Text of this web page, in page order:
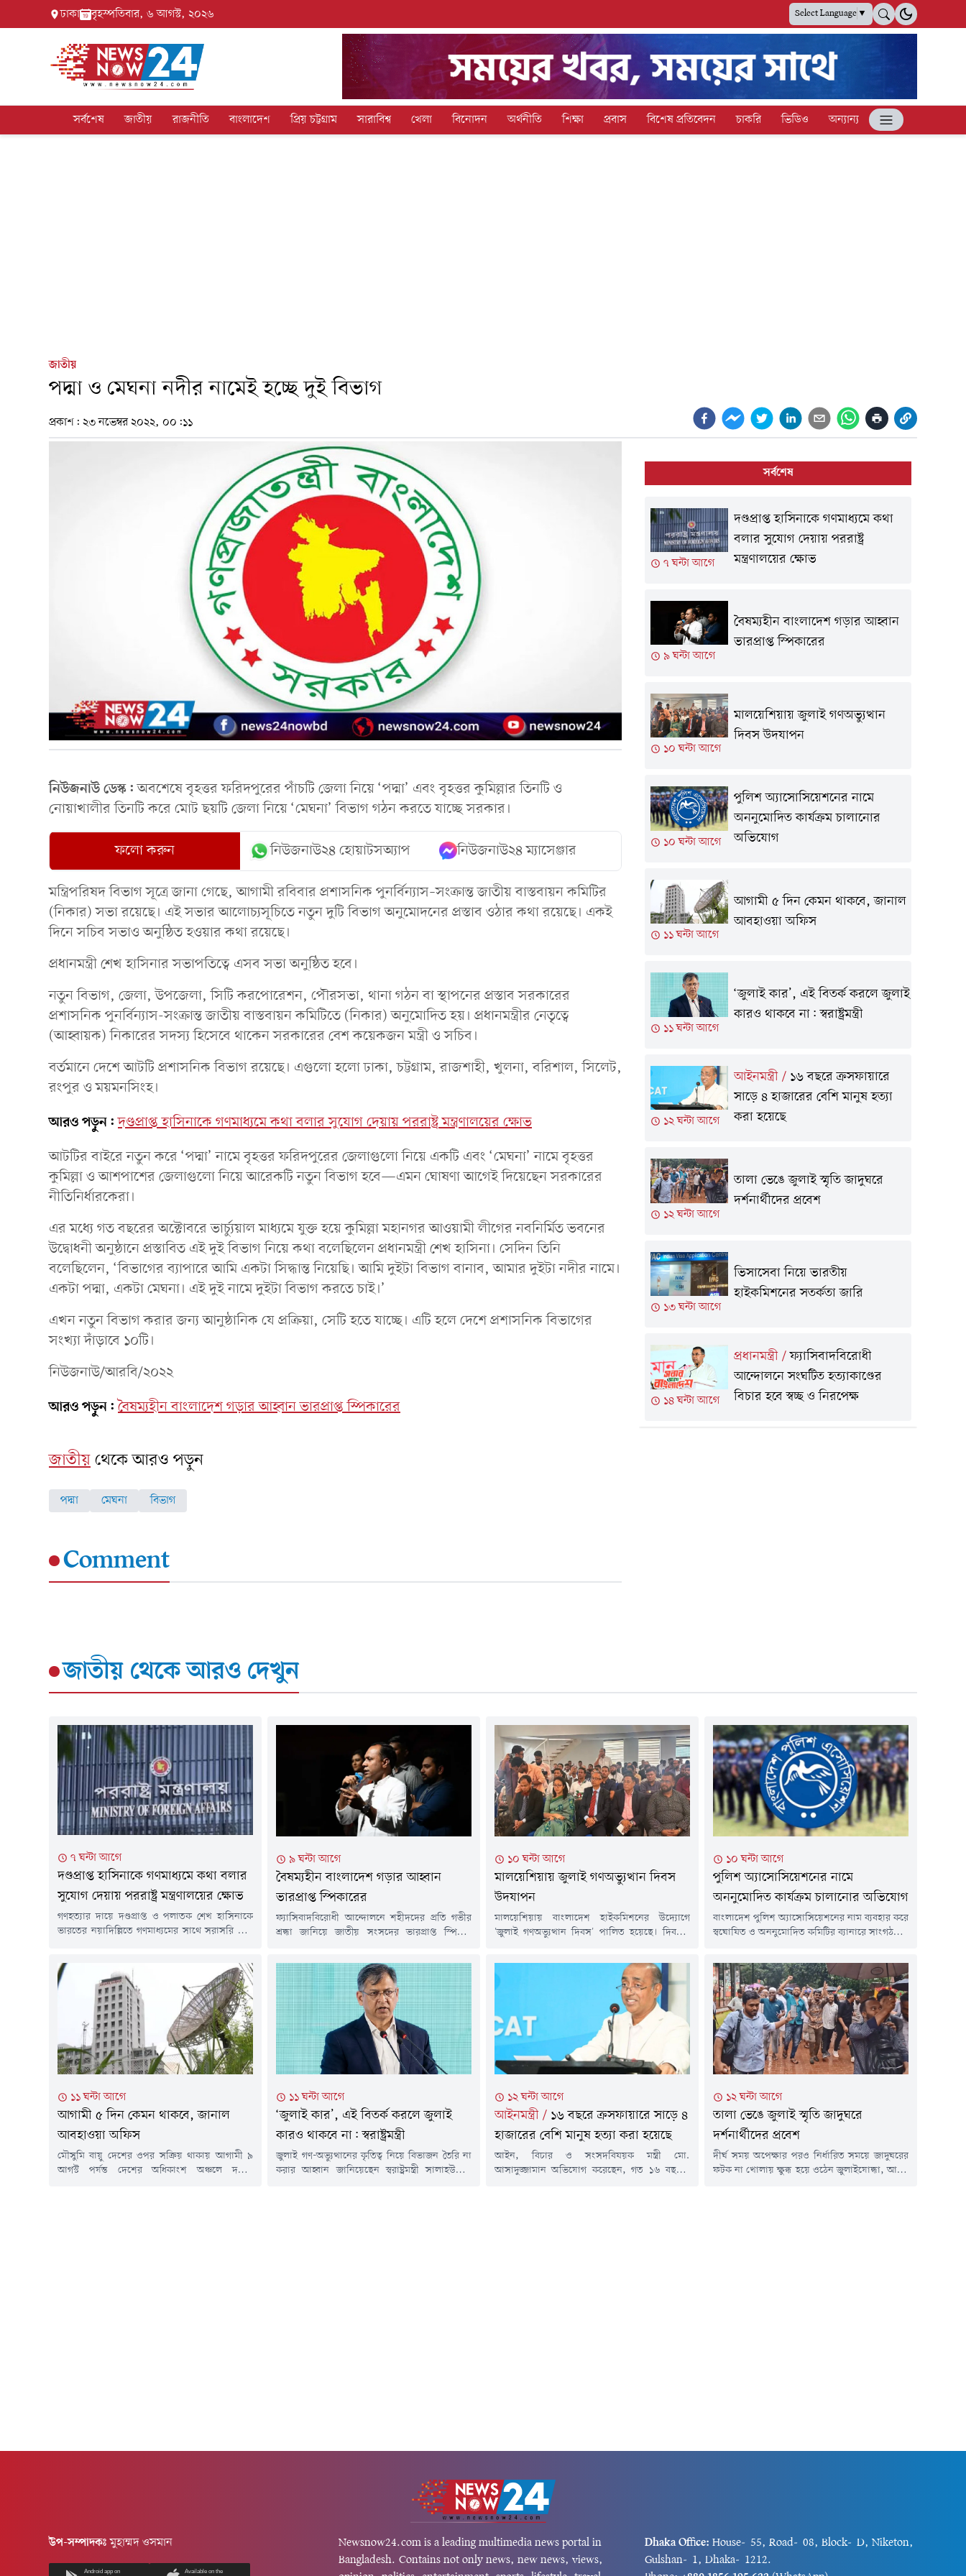
ঢাকা বৃহস্পতিবার, ৬ আগস্ট, ২০২৬ Select Language▼
সর্বশেষ জাতীয় রাজনীতি বাংলাদেশ প্রিয় চট্টগ্রাম সারাবিশ্ব খেলা বিনোদন অর্থনীতি শিক্ষা প্রবাস বিশেষ প্রতিবেদন চাকরি ভিডিও অন্যান্য
জাতীয়
পদ্মা ও মেঘনা নদীর নামেই হচ্ছে দুই বিভাগ
প্রকাশ: ২৩ নভেম্বর ২০২২, ০০:১১
নিউজনাউ ডেস্ক:অবশেষে বৃহত্তর ফরিদপুরের পাঁচটি জেলা নিয়ে ‘পদ্মা’ এবং বৃহত্তর কুমিল্লার তিনটি ও
নোয়াখালীর তিনটি করে মোট ছয়টি জেলা নিয়ে ‘মেঘনা’ বিভাগ গঠন করতে যাচ্ছে সরকার।
ফলো করুন নিউজনাউ২৪ হোয়াটসঅ্যাপ নিউজনাউ২৪ ম্যাসেঞ্জার
মন্ত্রিপরিষদ বিভাগ সূত্রে জানা গেছে, আগামী রবিবার প্রশাসনিক পুনর্বিন্যাস–সংক্রান্ত জাতীয় বাস্তবায়ন কমিটির
(নিকার) সভা রয়েছে। এই সভার আলোচ্যসূচিতে নতুন দুটি বিভাগ অনুমোদনের প্রস্তাব ওঠার কথা রয়েছে। একই
দিনে সচিব সভাও অনুষ্ঠিত হওয়ার কথা রয়েছে।
প্রধানমন্ত্রী শেখ হাসিনার সভাপতিত্বে এসব সভা অনুষ্ঠিত হবে।
নতুন বিভাগ, জেলা, উপজেলা, সিটি করপোরেশন, পৌরসভা, থানা গঠন বা স্থাপনের প্রস্তাব সরকারের
প্রশাসনিক পুনর্বিন্যাস-সংক্রান্ত জাতীয় বাস্তবায়ন কমিটিতে (নিকার) অনুমোদিত হয়। প্রধানমন্ত্রীর নেতৃত্বে
(আহ্বায়ক) নিকারের সদস্য হিসেবে থাকেন সরকারের বেশ কয়েকজন মন্ত্রী ও সচিব।
বর্তমানে দেশে আটটি প্রশাসনিক বিভাগ রয়েছে। এগুলো হলো ঢাকা, চট্টগ্রাম, রাজশাহী, খুলনা, বরিশাল, সিলেট,
রংপুর ও ময়মনসিংহ।
আরও পড়ুন: দণ্ডপ্রাপ্ত হাসিনাকে গণমাধ্যমে কথা বলার সুযোগ দেয়ায় পররাষ্ট্র মন্ত্রণালয়ের ক্ষোভ
আটটির বাইরে নতুন করে ‘পদ্মা’ নামে বৃহত্তর ফরিদপুরের জেলাগুলো নিয়ে একটি এবং ‘মেঘনা’ নামে বৃহত্তর
কুমিল্লা ও আশপাশের জেলাগুলো নিয়ে আরেকটি নতুন বিভাগ হবে—এমন ঘোষণা আগেই দিয়েছেন সরকারের
নীতিনির্ধারকেরা।
এর মধ্যে গত বছরের অক্টোবরে ভার্চ্যুয়াল মাধ্যমে যুক্ত হয়ে কুমিল্লা মহানগর আওয়ামী লীগের নবনির্মিত ভবনের
উদ্বোধনী অনুষ্ঠানে প্রস্তাবিত এই দুই বিভাগ নিয়ে কথা বলেছিলেন প্রধানমন্ত্রী শেখ হাসিনা। সেদিন তিনি
বলেছিলেন, ‘বিভাগের ব্যাপারে আমি একটা সিদ্ধান্ত নিয়েছি। আমি দুইটা বিভাগ বানাব, আমার দুইটা নদীর নামে।
একটা পদ্মা, একটা মেঘনা। এই দুই নামে দুইটা বিভাগ করতে চাই।’
এখন নতুন বিভাগ করার জন্য আনুষ্ঠানিক যে প্রক্রিয়া, সেটি হতে যাচ্ছে। এটি হলে দেশে প্রশাসনিক বিভাগের
সংখ্যা দাঁড়াবে ১০টি।
নিউজনাউ/আরবি/২০২২
আরও পড়ুন: বৈষম্যহীন বাংলাদেশ গড়ার আহ্বান ভারপ্রাপ্ত স্পিকারের
জাতীয়থেকে আরও পড়ুন
পদ্মা মেঘনা বিভাগ
Comment
সর্বশেষ
৭ ঘন্টা আগে
দণ্ডপ্রাপ্ত হাসিনাকে গণমাধ্যমে কথা
বলার সুযোগ দেয়ায় পররাষ্ট্র
মন্ত্রণালয়ের ক্ষোভ
৯ ঘন্টা আগে
বৈষম্যহীন বাংলাদেশ গড়ার আহ্বান
ভারপ্রাপ্ত স্পিকারের
১০ ঘন্টা আগে
মালয়েশিয়ায় জুলাই গণঅভ্যুত্থান
দিবস উদযাপন
১০ ঘন্টা আগে
পুলিশ অ্যাসোসিয়েশনের নামে
অননুমোদিত কার্যক্রম চালানোর
অভিযোগ
১১ ঘন্টা আগে
আগামী ৫ দিন কেমন থাকবে, জানাল
আবহাওয়া অফিস
১১ ঘন্টা আগে
‘জুলাই কার’, এই বিতর্ক করলে জুলাই
কারও থাকবে না: স্বরাষ্ট্রমন্ত্রী
১২ ঘন্টা আগে
আইনমন্ত্রী/ ১৬ বছরে ক্রসফায়ারে
সাড়ে ৪ হাজারের বেশি মানুষ হত্যা
করা হয়েছে
১২ ঘন্টা আগে
তালা ভেঙে জুলাই স্মৃতি জাদুঘরে
দর্শনার্থীদের প্রবেশ
১৩ ঘন্টা আগে
ভিসাসেবা নিয়ে ভারতীয়
হাইকমিশনের সতর্কতা জারি
১৪ ঘন্টা আগে
প্রধানমন্ত্রী/ফ্যাসিবাদবিরোধী
আন্দোলনে সংঘটিত হত্যাকাণ্ডের
বিচার হবে স্বচ্ছ ও নিরপেক্ষ
জাতীয় থেকে আরও দেখুন
৭ ঘন্টা আগে
দণ্ডপ্রাপ্ত হাসিনাকে গণমাধ্যমে কথা বলার
সুযোগ দেয়ায় পররাষ্ট্র মন্ত্রণালয়ের ক্ষোভ
গণহত্যার দায়ে দণ্ডপ্রাপ্ত ও পলাতক শেখ হাসিনাকে
ভারতের নয়াদিল্লিতে গণমাধ্যমের সাথে সরাসরি কথা
বিবৃতিতে এ প্রতিক্রিয়া জানায়।বিবৃতিতে বলা হয়,
বাংলাদেশ ভারতের সাথে সার্বভৌম সমতা,
পারস্পরিক শ্রদ্ধা, একে অপরের অভ্যন্তরীণ বিষয়ে
হস্তক্ষেপ না করা এবং জাতীয় মর্যাদার...
৯ ঘন্টা আগে
বৈষম্যহীন বাংলাদেশ গড়ার আহ্বান
ভারপ্রাপ্ত স্পিকারের
ফ্যাসিবাদবিরোধী আন্দোলনে শহীদদের প্রতি গভীর
শ্রদ্ধা জানিয়ে জাতীয় সংসদের ভারপ্রাপ্ত স্পিকার
আধিপত্যবাদের বিরুদ্ধে দাঁড়িয়ে একটি বৈষম্যহীন
বাংলাদেশ গড়তে সবাইকে দৃঢ়প্রতিজ্ঞ থাকতে হবে।
বুধবার (৫ আগস্ট) রাজধানীর মানিক মিয়া
অ্যাভিনিউয়ে জুলাই গণঅভ্যুত্থানের বিজয় দিবস
উপলক্ষে আয়োজিত 'বর্ষা বিপ্লবের গান' শীর্ষক
সাংস্কৃতিক অনুষ্ঠানে প্রধান অতিথির বক্তব্যে তিনি...
১০ ঘন্টা আগে
মালয়েশিয়ায় জুলাই গণঅভ্যুত্থান দিবস
উদযাপন
মালয়েশিয়ায় বাংলাদেশ হাইকমিশনের উদ্যোগে
'জুলাই গণঅভ্যুত্থান দিবস' পালিত হয়েছে। দিবসটি
বসবাসরত প্রবাসী বাংলাদেশি, বিভিন্ন সামাজিক ও
সাংস্কৃতিক সংগঠনের প্রতিনিধি, সাংবাদিক, কমিউনিটি
নেতারা এবং বাংলাদেশ হাই কমিশনের কর্মকর্তা-
কর্মচারীরা অংশগ্রহণ করেন।বুধবার (৫ আগস্ট)
যথাযোগ্য মর্যাদা, গভীর শ্রদ্ধা ও ভাবগাম্ভীর্যের সঙ্গে
দিবসটি উদযাপন করা হয়।পবিত্র কুরআন থেকে
তিলাওয়াতের মাধ্যমে...
১০ ঘন্টা আগে
পুলিশ অ্যাসোসিয়েশনের নামে
অননুমোদিত কার্যক্রম চালানোর অভিযোগ
বাংলাদেশ পুলিশ অ্যাসোসিয়েশনের নাম ব্যবহার করে
স্বঘোষিত ও অননুমোদিত কমিটির ব্যানারে সাংগঠনিক
বিরুদ্ধে তদন্তের মাধ্যমে প্রশাসনিক ও বিভাগীয় ব্যবস্থা
নেওয়ার দাবি জানিয়েছে সংগঠনটির গঠনতান্ত্রিকভাবে
নির্বাচিত ও স্বীকৃত বর্তমান কমিটি।বুধবার (৫ আগস্ট)
গণমাধ্যমে পাঠানো এক বিবৃতিতে এ দাবি জানায়
বাংলাদেশ পুলিশ অ্যাসোসিয়েশন। বিবৃতিতে বলা
হয়, পুলিশ...
১১ ঘন্টা আগে
আগামী ৫ দিন কেমন থাকবে, জানাল
আবহাওয়া অফিস
মৌসুমি বায়ু দেশের ওপর সক্রিয় থাকায় আগামী ৯
আগস্ট পর্যন্ত দেশের অধিকাংশ অঞ্চলে দমকা
১১ ঘন্টা আগে
‘জুলাই কার’, এই বিতর্ক করলে জুলাই
কারও থাকবে না: স্বরাষ্ট্রমন্ত্রী
জুলাই গণ-অভ্যুত্থানের কৃতিত্ব নিয়ে বিভাজন তৈরি না
করার আহ্বান জানিয়েছেন স্বরাষ্ট্রমন্ত্রী সালাহউদ্দিন
১২ ঘন্টা আগে
আইনমন্ত্রী / ১৬ বছরে ক্রসফায়ারে সাড়ে ৪
হাজারের বেশি মানুষ হত্যা করা হয়েছে
আইন, বিচার ও সংসদবিষয়ক মন্ত্রী মো.
আসাদুজ্জামান অভিযোগ করেছেন, গত ১৬ বছরের
১২ ঘন্টা আগে
তালা ভেঙে জুলাই স্মৃতি জাদুঘরে
দর্শনার্থীদের প্রবেশ
দীর্ঘ সময় অপেক্ষার পরও নির্ধারিত সময়ে জাদুঘরের
ফটক না খোলায় ক্ষুব্ধ হয়ে ওঠেন জুলাইযোদ্ধা, আহত
উপ-সম্পাদকঃমুহাম্মদ ওসমান
Android app on Available on the
Newsnow24.com is a leading multimedia news portal in
Bangladesh. Contains not only news, new news, views,
Dhaka Office: House-55, Road-08, Block-D, Niketon,
Gulshan-1, Dhaka-1212.